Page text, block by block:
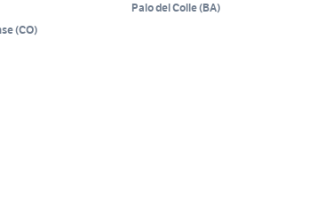
(CO)
Palo del Colle(BA)